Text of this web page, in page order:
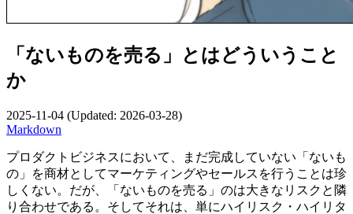
「ないものを売る」とはどういうこと
か
2025-11-04 (Updated: 2026-03-28)
Markdown
プロダクトビジネスにおいて、まだ完成していない「ないも
の」を商材としてマーケティングやセールスを行うことは珍
しくない。だが、「ないものを売る」のは大きなリスクと隣
り合わせである。そしてそれは、単にハイリスク・ハイリタ